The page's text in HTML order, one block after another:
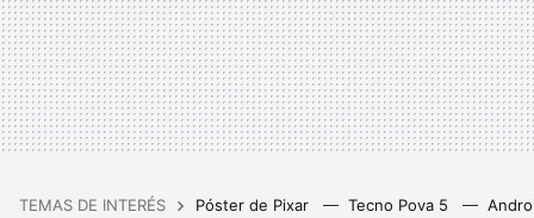
TEMAS DE INTERÉS Póster de Pixar Tecno Pova 5